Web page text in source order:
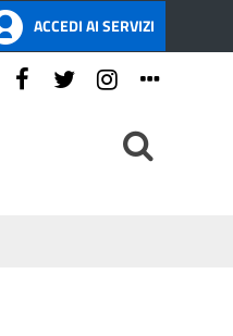
ACCEDI AI SERVIZI